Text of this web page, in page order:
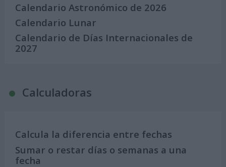
Calendario Astronómico de 2026
Calendario Lunar
Calendario de Días Internacionales de
2027
Calculadoras
Calcula la diferencia entre fechas
Sumar o restar días o semanas a una
fecha